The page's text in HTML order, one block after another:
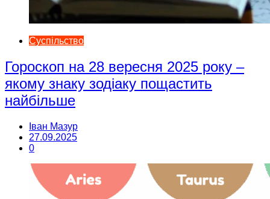
Суспільство
Гороскоп на 28 вересня 2025 року –
якому знаку зодіаку пощастить
найбільше
Іван Мазур
27.09.2025
0